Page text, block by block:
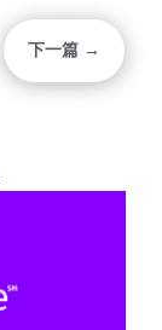
下一篇 →